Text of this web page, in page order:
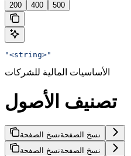
200 400 500
"<string>"
الأساسيات المالية للشركات
تصنيف الأصول
نسخ الصفحةنسخ الصفحة
نسخ الصفحةنسخ الصفحة